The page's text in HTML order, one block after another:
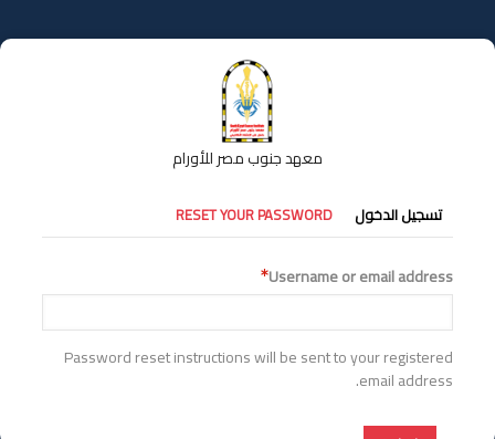
إلى
المحتوى
معهد جنوب مصر للأورام
التبويبات
الأساسية
تسجيل الدخول RESET YOUR PASSWORD
Username or email address
Password reset instructions will be sent to your registered
email address.